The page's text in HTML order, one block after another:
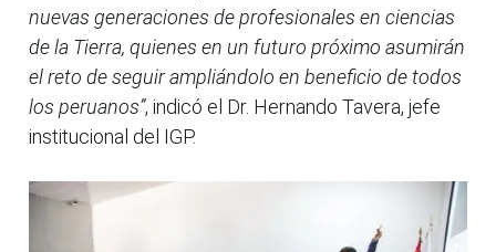
nuevas generaciones de profesionales en ciencias
de la Tierra, quienes en un futuro próximo asumirán
el reto de seguir ampliándolo en beneficio de todos
los peruanos”, indicó el Dr. Hernando Tavera, jefe
institucional del IGP.